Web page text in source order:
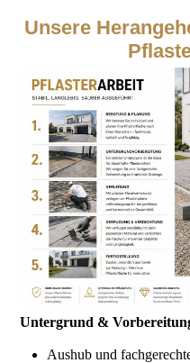
Unsere
Untergrund &
Aushub und